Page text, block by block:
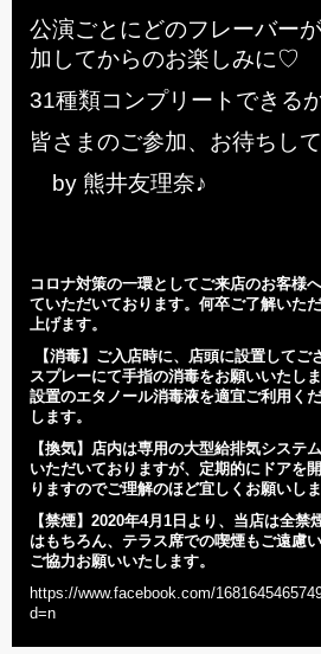
公演ごとにどのフレーバー
加してからのお楽しみに♡
31種類コンプリートできる
皆さまのご参加、お待ちし
by 熊井友理奈♪
コロナ対策の一環としてご来店のお客様
ていただいております。何卒ご了解いた
上げます。
【消毒】 ご入店時に、店頭に設置してご
スプレーにて手指の消毒をお願いいたし
設置のエタノール消毒液を適宜ご利用く
します。
【換気】
店内は専用の大型給排気システ
いただいておりますが、定期的にドアを
りますのでご理解のほど宜しくお願いしま
【禁煙】2020年4月1日より、当店は全禁
はもちろん、テラス席での喫煙もご遠慮
ご協力お願いいたします。
https://www.facebook.com/
d=n